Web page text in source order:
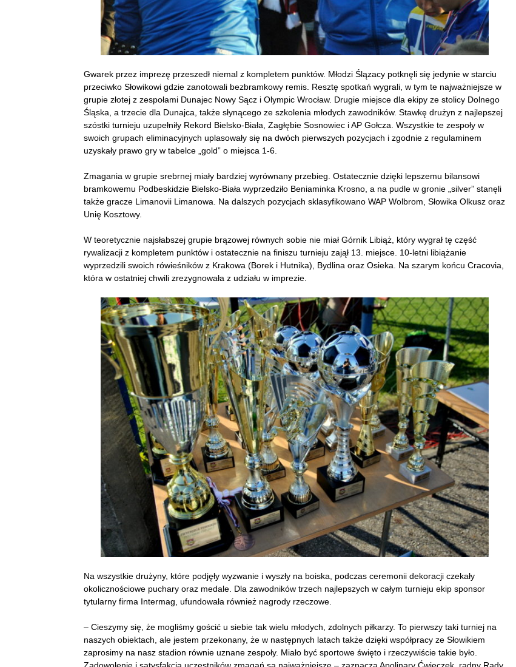
Gwarek przez imprezę przeszedł niemal z kompletem punktów. Młodzi Ślązacy potknęli się jedynie w starciu
przeciwko Słowikowi gdzie zanotowali bezbramkowy remis. Resztę spotkań wygrali, w tym te najważniejsze w
grupie złotej z zespołami Dunajec Nowy Sącz i Olympic Wrocław. Drugie miejsce dla ekipy ze stolicy Dolnego
Śląska, a trzecie dla Dunajca, także słynącego ze szkolenia młodych zawodników. Stawkę drużyn z najlepszej
szóstki turnieju uzupełniły Rekord Bielsko-Biała, Zagłębie Sosnowiec i AP Gołcza. Wszystkie te zespoły w
swoich grupach eliminacyjnych uplasowały się na dwóch pierwszych pozycjach i zgodnie z regulaminem
uzyskały prawo gry w tabelce „gold” o miejsca 1-6.
Zmagania w grupie srebrnej miały bardziej wyrównany przebieg. Ostatecznie dzięki lepszemu bilansowi
bramkowemu Podbeskidzie Bielsko-Biała wyprzedziło Beniaminka Krosno, a na pudle w gronie „silver” stanęli
także gracze Limanovii Limanowa. Na dalszych pozycjach sklasyfikowano WAP Wolbrom, Słowika Olkusz oraz
Unię Kosztowy.
W teoretycznie najsłabszej grupie brązowej równych sobie nie miał Górnik Libiąż, który wygrał tę część
rywalizacji z kompletem punktów i ostatecznie na finiszu turnieju zajął 13. miejsce. 10-letni libiążanie
wyprzedzili swoich rówieśników z Krakowa (Borek i Hutnika), Bydlina oraz Osieka. Na szarym końcu Cracovia,
która w ostatniej chwili zrezygnowała z udziału w imprezie.
Na wszystkie drużyny, które podjęły wyzwanie i wyszły na boiska, podczas ceremonii dekoracji czekały
okolicznościowe puchary oraz medale. Dla zawodników trzech najlepszych w całym turnieju ekip sponsor
tytularny firma Intermag, ufundowała również nagrody rzeczowe.
– Cieszymy się, że mogliśmy gościć u siebie tak wielu młodych, zdolnych piłkarzy. To pierwszy taki turniej na
naszych obiektach, ale jestem przekonany, że w następnych latach także dzięki współpracy ze Słowikiem
zaprosimy na nasz stadion równie uznane zespoły. Miało być sportowe święto i rzeczywiście takie było.